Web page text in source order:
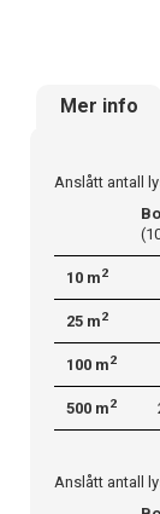
Mer info
Anslått antall
10 m2
25 m2
100 m2
500 m2
Anslått antall